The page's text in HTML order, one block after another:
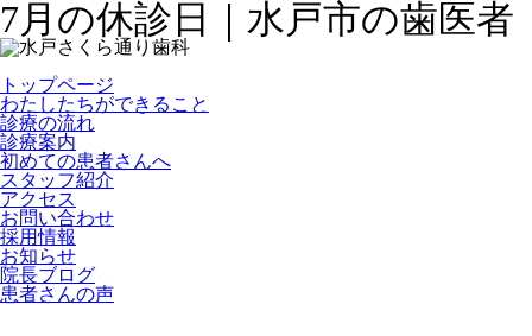
7月の休診日｜水戸市の歯医者
トップページ
わたしたちができること
診療の流れ
診療案内
初めての患者さんへ
スタッフ紹介
アクセス
お問い合わせ
採用情報
お知らせ
院長ブログ
患者さんの声